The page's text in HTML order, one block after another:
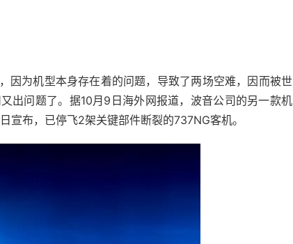
因为机型本身存在着的问题，导致了两场空难，因而被世
出问题了。据10月9日海外网报道，波音公司的另一款机
宣布，已停飞2架关键部件断裂的737NG客机。